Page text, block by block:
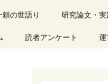
アーカイブ（１
の世語り
イブ（１）
研究論文・
アーカイブ（
読者アンケート 運